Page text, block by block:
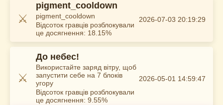
⚔️
pigment_cooldown
pigment_cooldown
Відсоток гравців розблокували
це досягнення: 18.15%
2026-07-03 20:19:29
⚔️
До небес!
Використайте заряд вітру, щоб
запустити себе на 7 блоків
угору
Відсоток гравців розблокували
це досягнення: 9.55%
2026-05-01 14:59:47